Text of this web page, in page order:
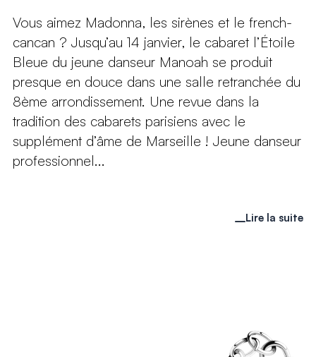
Vous aimez Madonna, les sirènes et le french-
cancan ? Jusqu’au 14 janvier, le cabaret l’Étoile
Bleue du jeune danseur Manoah se produit
presque en douce dans une salle retranchée du
8ème arrondissement. Une revue dans la
tradition des cabarets parisiens avec le
supplément d’âme de Marseille ! Jeune danseur
professionnel...
Lire la suite